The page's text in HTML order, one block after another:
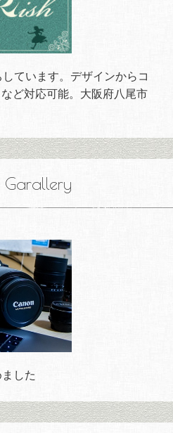
ています。デザインからコ
ど対応可能。大阪府八尾市
Garallery
した